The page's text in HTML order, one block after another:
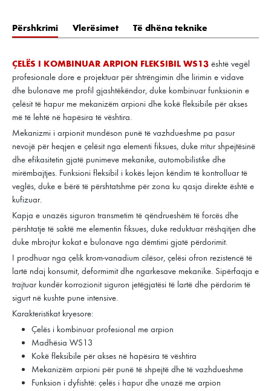
Përshkrimi Vlerësimet Të dhëna teknike
ÇELËS I KOMBINUAR ARPION FLEKSIBIL WS13 është vegël
profesionale dore e projektuar për shtrëngimin dhe lirimin e vidave
dhe bulonave me profil gjashtëkëndor, duke kombinuar funksionin e
çelësit të hapur me mekanizëm arpioni dhe kokë fleksibile për akses
më të lehtë në hapësira të vështira.
Mekanizmi i arpionit mundëson punë të vazhdueshme pa pasur
nevojë për heqjen e çelësit nga elementi fiksues, duke rritur shpejtësinë
dhe efikasitetin gjatë punimeve mekanike, automobilistike dhe
mirëmbajtjes. Funksioni fleksibil i kokës lejon këndim të kontrolluar të
veglës, duke e bërë të përshtatshme për zona ku qasja direkte është e
kufizuar.
Kapja e unazës siguron transmetim të qëndrueshëm të forcës dhe
përshtatje të saktë me elementin fiksues, duke reduktuar rrëshqitjen dhe
duke mbrojtur kokat e bulonave nga dëmtimi gjatë përdorimit.
I prodhuar nga çelik krom-vanadium cilësor, çelësi ofron rezistencë të
lartë ndaj konsumit, deformimit dhe ngarkesave mekanike. Sipërfaqja e
trajtuar kundër korrozionit siguron jetëgjatësi të lartë dhe përdorim të
sigurt në kushte pune intensive.
Karakteristikat kryesore:
Çelës i kombinuar profesional me arpion
Madhësia WS13
Kokë fleksibile për akses në hapësira të vështira
Mekanizëm arpioni për punë të shpejtë dhe të vazhdueshme
Funksion i dyfishtë: çelës i hapur dhe unazë me arpion